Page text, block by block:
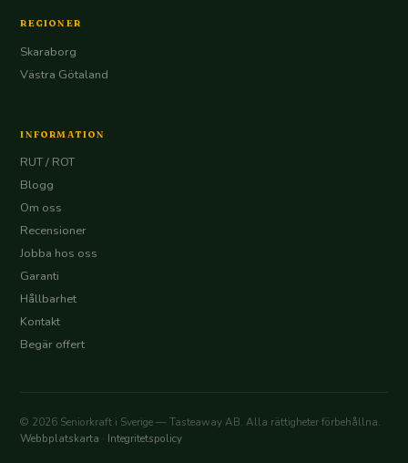
REGIONER
Skaraborg
Västra Götaland
INFORMATION
RUT / ROT
Blogg
Om oss
Recensioner
Jobba hos oss
Garanti
Hållbarhet
Kontakt
Begär offert
© 2026 Seniorkraft i Sverige — Tasteaway AB. Alla rättigheter förbehållna.
Webbplatskarta · Integritetspolicy